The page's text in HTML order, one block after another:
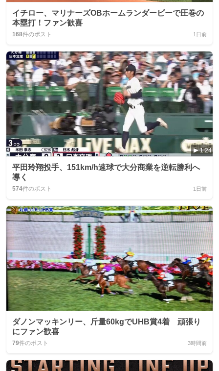
イチロー、マリナーズOBホームランダービーで圧巻の
本塁打！ファン歓喜
168件のポスト 1日前
1:24
平田玲翔投手、151km/h速球で大分商業を逆転勝利へ
導く
574件のポスト 1日前
ダノンマッキンリー、斤量60kgでUHB賞4着 頑張り
にファン歓喜
79件のポスト 3時間前